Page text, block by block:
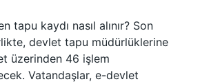
tapu kaydı nasıl alınır? Son
devlet tapu müdürlüklerine
üzerinden 46 işlem
Vatandaşlar, e-devlet